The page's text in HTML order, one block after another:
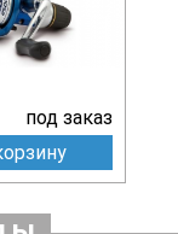
под заказ